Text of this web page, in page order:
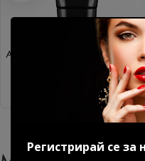
Регистрирай се
Акригел Sparkle mood №1
14.85 € (29.04 лв.)